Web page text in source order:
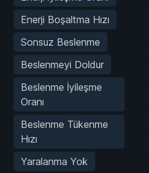
Enerji Boşaltma Hızı
Sonsuz Beslenme
Beslenmeyi Doldur
Beslenme İyileşme
Oranı
Beslenme Tükenme
Hızı
Yaralanma Yok